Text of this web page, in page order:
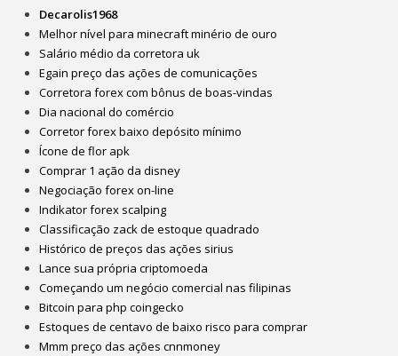
Decarolis1968
Melhor nível para minecraft minério de ouro
Salário médio da corretora uk
Egain preço das ações de comunicações
Corretora forex com bônus de boas-vindas
Dia nacional do comércio
Corretor forex baixo depósito mínimo
Ícone de flor apk
Comprar 1 ação da disney
Negociação forex on-line
Indikator forex scalping
Classificação zack de estoque quadrado
Histórico de preços das ações sirius
Lance sua própria criptomoeda
Começando um negócio comercial nas filipinas
Bitcoin para php coingecko
Estoques de centavo de baixo risco para comprar
Mmm preço das ações cnnmoney